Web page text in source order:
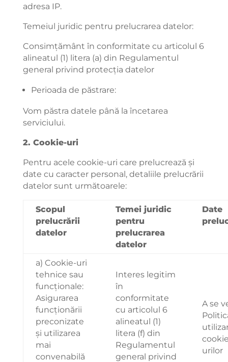
adresa IP.
Temeiul juridic pentru prelucrarea datelor:
Consimțământ în conformitate cu articolul 6
alineatul (1) litera (a) din Regulamentul
general privind protecția datelor
Perioada de păstrare:
Vom păstra datele până la încetarea
serviciului.
2. Cookie-uri
Pentru acele cookie-uri care prelucrează și
date cu caracter personal, detaliile prelucrării
datelor sunt următoarele:
Scopul
prelucrării
datelor
Temei juridic
pentru
prelucrarea
datelor
Date
a) Cookie-uri
tehnice sau
funcționale:
Asigurarea
funcționării
preconizate
și utilizarea
mai
convenabilă
Interes legitim
în
conformitate
cu articolul 6
alineatul (1)
litera (f) din
Regulamentul
general privind
A se
urilor